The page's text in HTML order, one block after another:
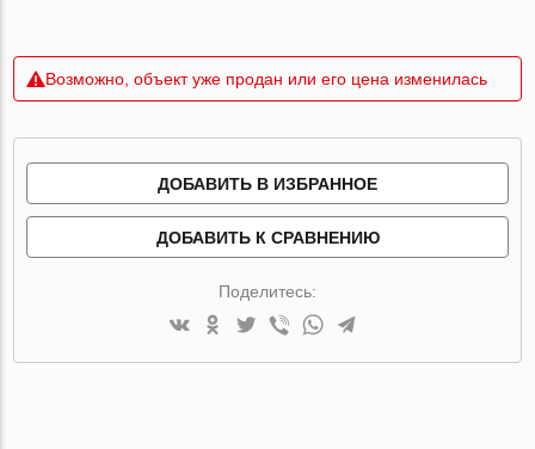
Возможно, объект уже продан или его цена изменилась
ДОБАВИТЬ В ИЗБРАННОЕ
ДОБАВИТЬ К СРАВНЕНИЮ
Поделитесь: